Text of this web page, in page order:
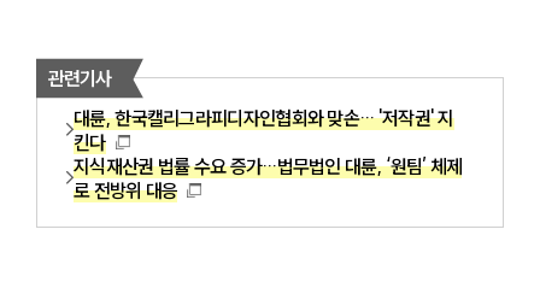
관련기사
대륜, 한국캘리그라피디자인협회와 맞손… '저작권' 지
킨다
지식재산권 법률 수요 증가…법무법인 대륜, ‘원팀’ 체제
로 전방위 대응